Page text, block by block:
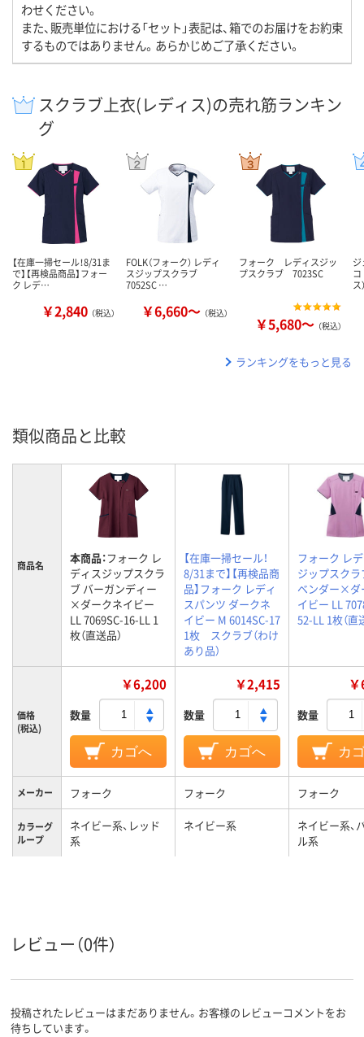
わせください。
また、販売単位における「セット」表記は、箱でのお届けをお約束
するものではありません。あらかじめご了承ください。
スクラブ上衣(レディス)の売れ筋ランキン
グ
【在庫一掃セール！8/31ま
で】【再検品商品】フォー
ク レデ…
￥2,840 （税込）
FOLK（フォーク） レディ
スジップスクラブ
7052SC …
￥6,660～ （税込）
フォーク レディスジッ
プスクラブ 7023SC
￥5,680～ （税込）
コ
ランキングをもっと見る
類似商品と比較
商品名 本商品：フォーク レ
ディスジップスクラ
ブ バーガンディー
×ダークネイビー
LL 7069SC-16-LL 1
枚（直送品）
【在庫一掃セール！
8/31まで】【再検品商
品】フォーク レディ
スパンツ ダークネ
イビー M 6014SC-17
1枚 スクラブ（わけ
あり品）
フォーク レ
ジップスクラ
ベンダー×ダ
イビー LL
52-LL 1枚（直
価格
(税込)
￥6,200
数量
カゴへ
￥2,415
数量
カゴへ
数量
カ
メーカー フォーク フォーク フォーク
カラーグ
ループ
ネイビー系、レッド
系
ネイビー系
ネイビー系、
ル系
レビュー（0件）
投稿されたレビューはまだありません。お客様のレビューコメントをお
待ちしています。